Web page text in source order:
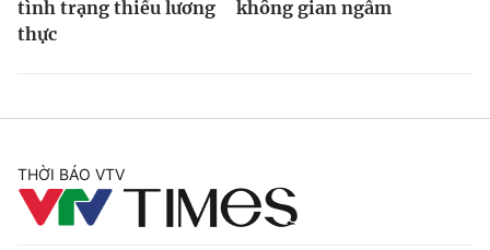
tình trạng thiếu lương
thực
không gian ngầm
THỜI BÁO VTV